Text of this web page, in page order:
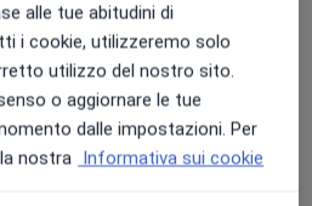
Dentro• Mappa
le prenotazioni online
alle tue abitudini di
i cookie, utilizzeremo solo
utilizzo del nostro sito.
o aggiornare le tue
dalle impostazioni. Per
nostra Informativa sui cookie